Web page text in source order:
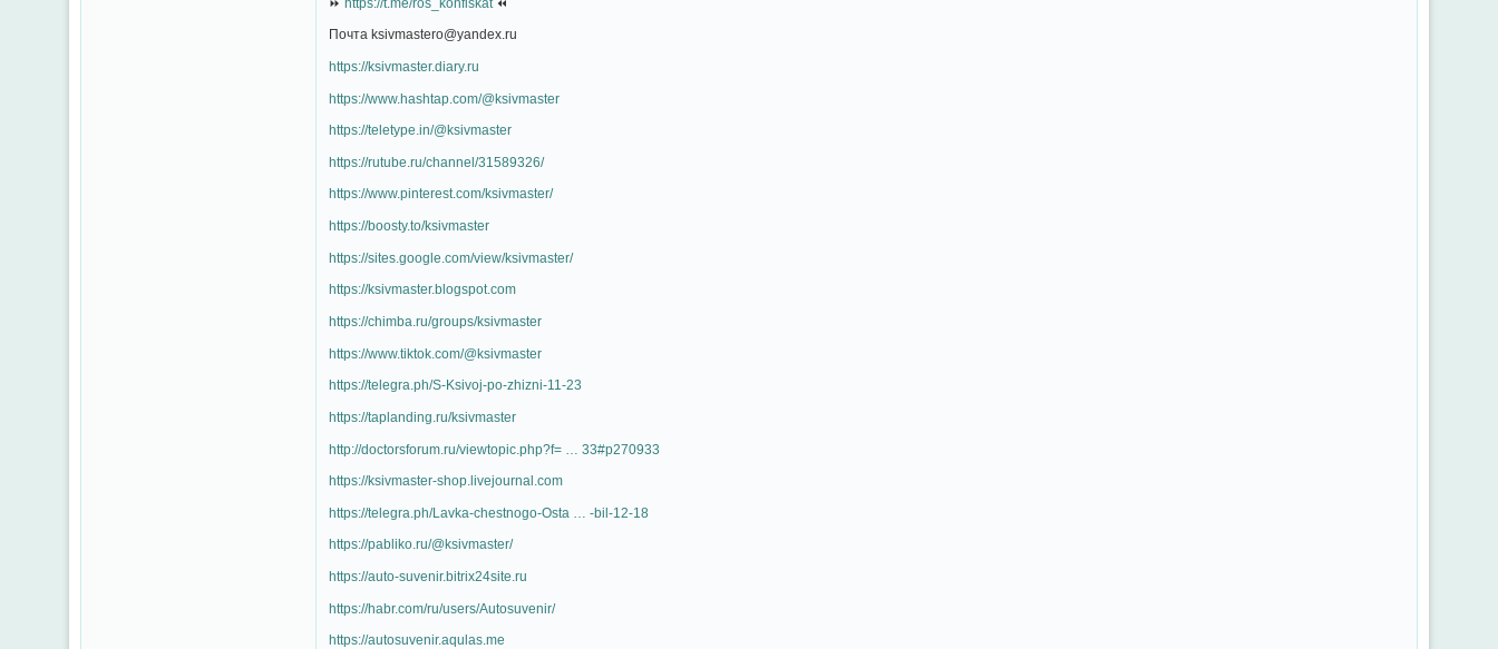
Почта ksivmastero@yandex.ru
https://ksivmaster.diary.ru
https://www.hashtap.com/@ksivmaster
https://teletype.in/@ksivmaster
https://rutube.ru/channel/31589326/
https://www.pinterest.com/ksivmaster/
https://boosty.to/ksivmaster
https://sites.google.com/view/ksivmaster/
https://ksivmaster.blogspot.com
https://chimba.ru/groups/ksivmaster
https://www.tiktok.com/@ksivmaster
https://telegra.ph/S-Ksivoj-po-zhizni-11-23
https://taplanding.ru/ksivmaster
http://doctorsforum.ru/viewtopic.php?f= … 33#p270933
https://ksivmaster-shop.livejournal.com
https://telegra.ph/Lavka-chestnogo-Osta … -bil-12-18
https://pabliko.ru/@ksivmaster/
https://auto-suvenir.bitrix24site.ru
https://habr.com/ru/users/Autosuvenir/
https://autosuvenir.aqulas.me